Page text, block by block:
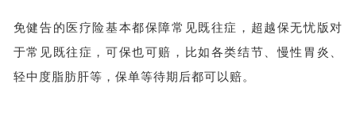
免健告的医疗险基本都保障常见既往症，超越保无忧版对
于常见既往症，可保也可赔，比如各类结节、慢性胃炎、
轻中度脂肪肝等，保单等待期后都可以赔。